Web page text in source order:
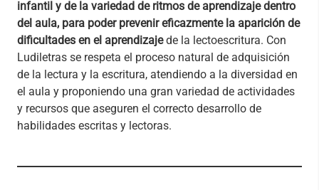
infantil y de la variedad de ritmos de aprendizaje dentro
del aula, para poder prevenir eficazmente la aparición de
dificultades en el aprendizajede la lectoescritura. Con
Ludiletras se respeta el proceso natural de adquisición
de la lectura y la escritura, atendiendo a la diversidad en
el aula y proponiendo una gran variedad de actividades
y recursos que aseguren el correcto desarrollo de
habilidades escritas y lectoras.